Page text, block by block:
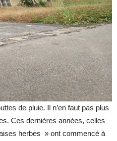
de pluie. Il n’en faut pas plus
Ces dernières années, celles
herbes » ont commencé à